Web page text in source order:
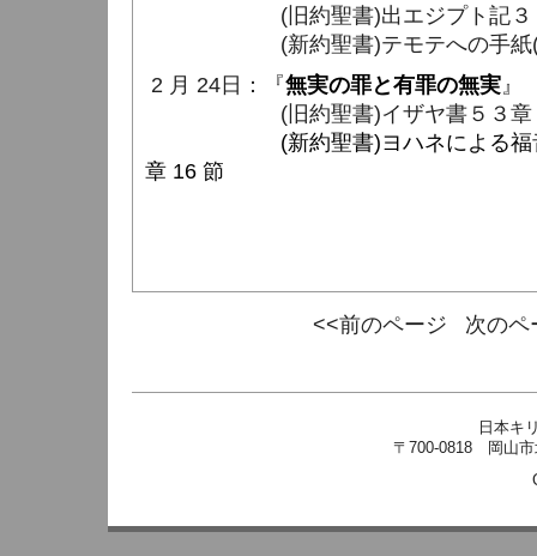
(旧約聖書)出エジプト記３２
(新約聖書)テモテへの手紙(一)
2 月 24日：『無実の罪と有罪の無実』
(旧約聖書)イザヤ書５３章
(新約聖書)ヨハネによる福音書
章 16 節
<<前のページ 次のペ
日本キ
〒700-0818 岡山市